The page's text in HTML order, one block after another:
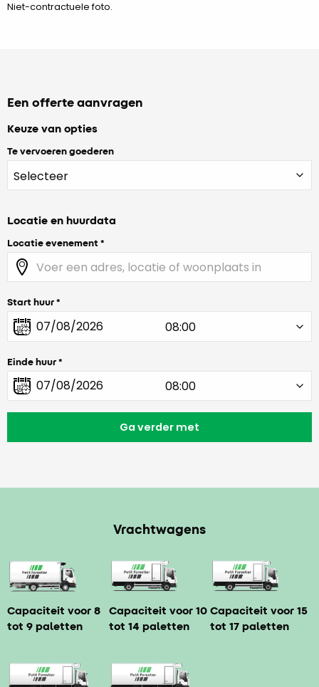
Niet-contractuele foto.
Een offerte aanvragen
Keuze van opties
Te vervoeren goederen
Locatie en huurdata
Locatie evenement
Start huur
Einde huur
Vrachtwagens
Capaciteit voor 8
tot 9 paletten
Capaciteit voor 10
tot 14 paletten
Capaciteit voor 15
tot 17 paletten